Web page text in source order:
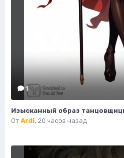
1
От Ardi, 20 часов назад